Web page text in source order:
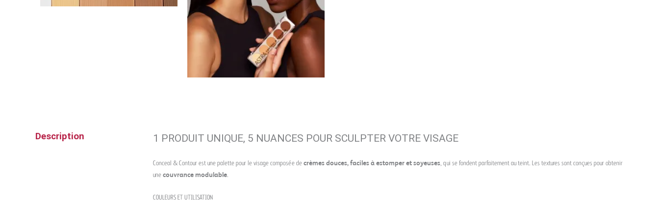
Description 1 PRODUIT UNIQUE, 5 NUANCES POUR SCULPTER VOTRE VISAGE
Conceal & Contour est une palette pour le visage composée de crèmes douces, faciles à estomper et soyeuses, qui se fondent parfaitement au teint. Les textures sont conçues pour obtenir
une couvrance modulable.
COULEURS ET UTILISATION